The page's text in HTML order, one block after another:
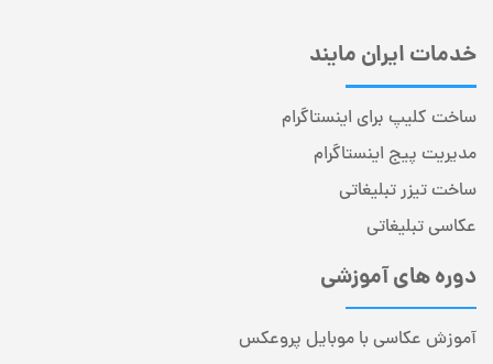
خدمات ایران مایند
ساخت کلیپ برای اینستاگرام
مدیریت پیج اینستاگرام
ساخت تیزر تبلیغاتی
عکاسی تبلیغاتی
دوره های آموزشی
آموزش عکاسی با موبایل پروعکس